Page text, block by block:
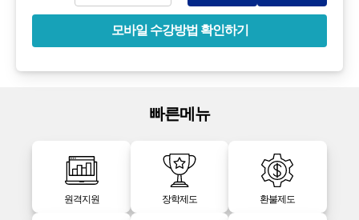
모바일 수강방법 확인하기
빠른메뉴
원격지원 장학제도 환불제도